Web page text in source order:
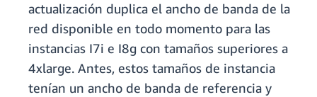
actualización duplica el ancho de banda de la
red disponible en todo momento para las
instancias I7i e I8g con tamaños superiores a
4xlarge. Antes, estos tamaños de instancia
tenían un ancho de banda de referencia y